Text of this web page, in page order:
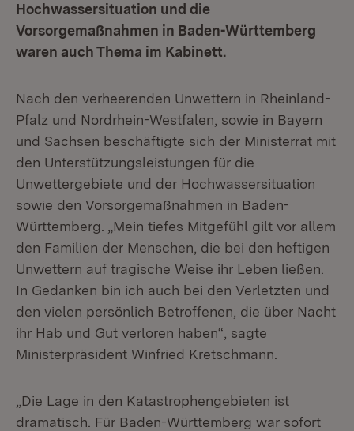
Hochwassersituation und die
Vorsorgemaßnahmen in Baden-Württemberg
waren auch Thema im Kabinett.
Nach den verheerenden Unwettern in Rheinland-
Pfalz und Nordrhein-Westfalen, sowie in Bayern
und Sachsen beschäftigte sich der Ministerrat mit
den Unterstützungsleistungen für die
Unwettergebiete und der Hochwassersituation
sowie den Vorsorgemaßnahmen in Baden-
Württemberg. „Mein tiefes Mitgefühl gilt vor allem
den Familien der Menschen, die bei den heftigen
Unwettern auf tragische Weise ihr Leben ließen.
In Gedanken bin ich auch bei den Verletzten und
den vielen persönlich Betroffenen, die über Nacht
ihr Hab und Gut verloren haben“, sagte
Ministerpräsident Winfried Kretschmann.
„Die Lage in den Katastrophengebieten ist
dramatisch. Für Baden-Württemberg war sofort